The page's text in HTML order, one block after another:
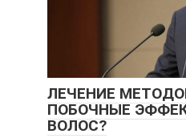
ЛЕЧЕНИЕ
ПОБОЧНЫЕ
ВОЛОС?